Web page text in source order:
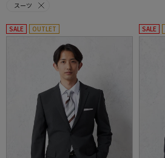
スーツ
SALE OUTLET SALE